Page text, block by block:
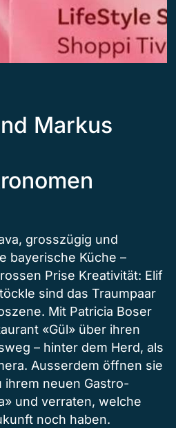
Markus
grosszügig und
bayerische Küche –
Prise Kreativität: Elif
sind das Traumpaar
Mit Patricia Boser
«Gül» über ihren
– hinter dem Herd, als
Ausserdem öffnen sie
ihrem neuen Gastro-
und verraten, welche
noch haben.